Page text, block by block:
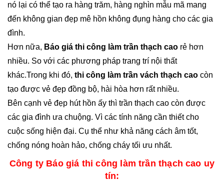
nó lại có thể tạo ra hàng trăm, hàng nghìn mẫu mã mang
đến không gian đẹp mê hồn không đụng hàng cho các gia
đình.
Hơn nữa, Báo giá thi công làm trần thạch cao rẻ hơn
nhiều. So với các phương pháp trang trí nội thất
khác.Trong khi đó, thi công làm trần vách thạch cao còn
tạo được vẻ đẹp đồng bộ, hài hòa hơn rất nhiều.
Bên cạnh vẻ đẹp hút hồn ấy thì trần thạch cao còn được
các gia đình ưa chuộng. Vì các tính năng cần thiết cho
cuộc sống hiện đại. Cụ thể như khả năng cách âm tốt,
chống nóng hoàn hảo, chống cháy tối ưu nhất.
Công ty Báo giá thi công làm trần thạch cao uy
tín: